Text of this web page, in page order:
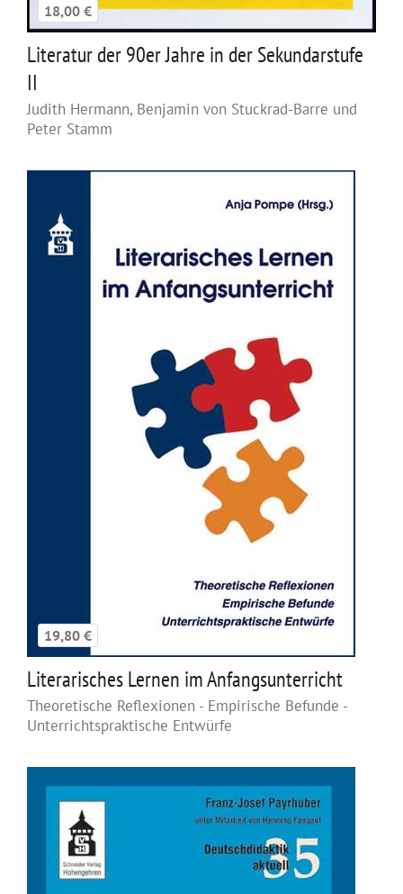
18,00 €
Literatur der 90er Jahre in der Sekundarstufe
II
Judith Hermann, Benjamin von Stuckrad-Barre und
Peter Stamm
19,80 €
Literarisches Lernen im Anfangsunterricht
Theoretische Reflexionen - Empirische Befunde -
Unterrichtspraktische Entwürfe